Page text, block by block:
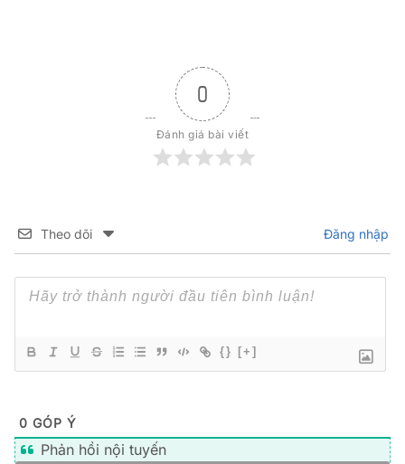
0
Đánh giá bài viết
Theo dõi Đăng nhập
{} [+]
0 GÓP Ý
Phản hồi nội tuyến